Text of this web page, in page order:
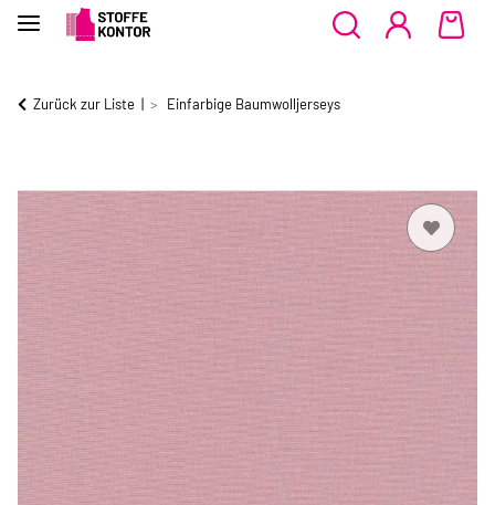
Zurück zur Liste Einfarbige Baumwolljerseys